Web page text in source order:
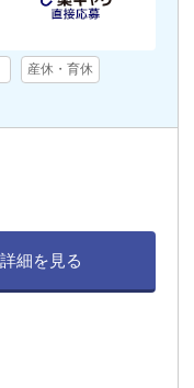
産休・育休
詳細を見る